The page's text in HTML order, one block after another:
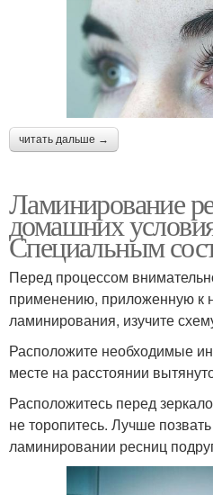
читать дальше →
Ламинирование
домашних
Специальным
Перед процессом
применению, приложенную к
ламинирования, изучите
Расположите необходимые
месте на расстоянии
Расположитесь перед
не торопитесь. Лучше
ламинировании ресниц